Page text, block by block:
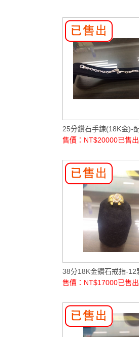
售價：NT$20000已售出
售價：NT$17000已售出